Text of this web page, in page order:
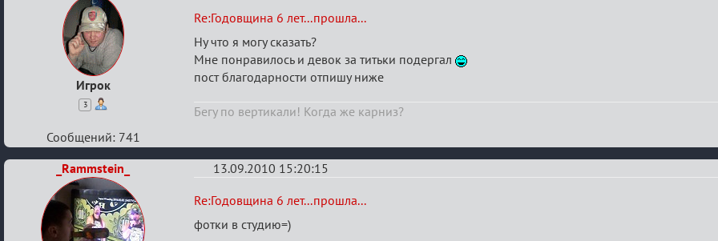
Игрок
3
Re:
Годовщина
6
лет...прошла...
Re:Годовщина 6 лет...прошла...
Ну что я могу сказать?
Мне понравилось и девок за титьки подергал
пост благодарности отпишу ниже
Бегу по вертикали! Когда же карниз?
Сообщений: 741
_Rammstein_
13.09.2010 15:20:15
Re:
Годовщина
Re:Годовщина 6 лет...прошла...
фотки в студию=)